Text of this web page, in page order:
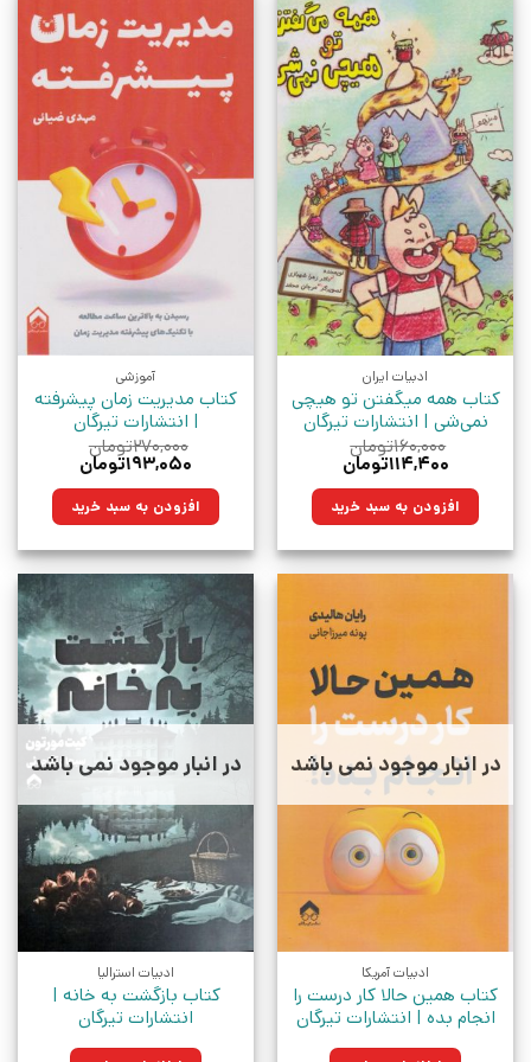
ادبیات ایران
کتاب همه میگفتن تو هیچی
نمی‌شی | انتشارات تیرگان
۱۶۰,۰۰۰تومان
قیمت
۱۶۰,۰۰۰تومان
بود.
۱۱۴,۴۰۰تومان
۱۱۴,۴۰۰تومان.افزودن به سبد خرید
آموزشی
کتاب مدیریت زمان پیشرفته
| انتشارات تیرگان
۲۷۰,۰۰۰تومان
قیمت
۲۷۰,۰۰۰تومان
بود.
۱۹۳,۰۵۰تومان
۱۹۳,۰۵۰تومان.افزودن به سبد خرید
در انبار موجود نمی باشد
ادبیات آمریکا
کتاب همین حالا کار درست را
انجام بده | انتشارات تیرگان
در انبار موجود نمی باشد
ادبیات استرالیا
کتاب بازگشت به خانه |
انتشارات تیرگان